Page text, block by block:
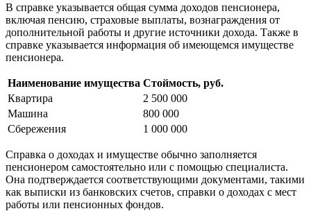
В справке указывается общая сумма доходов пенсионера,
включая пенсию, страховые выплаты, вознаграждения от
дополнительной работы и другие источники дохода. Также в
справке указывается информация об имеющемся имуществе
пенсионера.
Наименование имущества Стоймость, руб.
Квартира
2 500 000
Машина
800 000
Сбережения
1 000 000
Справка о доходах и имуществе обычно заполняется
пенсионером самостоятельно или с помощью специалиста.
Она подтверждается соответствующими документами, такими
как выписки из банковских счетов, справки о доходах с мест
работы или пенсионных фондов.